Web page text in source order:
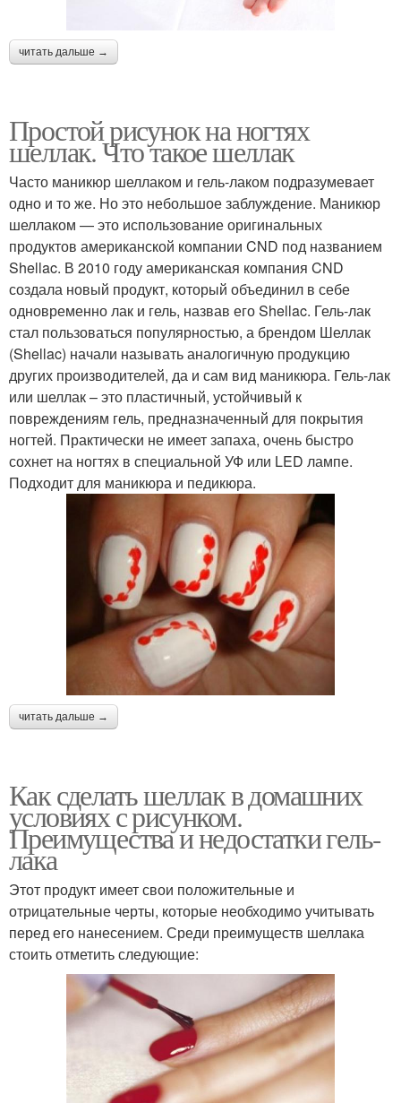
читать дальше →
Простой рисунок на ногтях
шеллак. Что такое шеллак
Часто маникюр шеллаком и гель-лаком подразумевает
одно и то же. Но это небольшое заблуждение. Маникюр
шеллаком — это использование оригинальных
продуктов американской компании CND под названием
Shellac. В 2010 году американская компания CND
создала новый продукт, который объединил в себе
одновременно лак и гель, назвав его Shellac. Гель-лак
стал пользоваться популярностью, а брендом Шеллак
(Shellac) начали называть аналогичную продукцию
других производителей, да и сам вид маникюра. Гель-лак
или шеллак – это пластичный, устойчивый к
повреждениям гель, предназначенный для покрытия
ногтей. Практически не имеет запаха, очень быстро
сохнет на ногтях в специальной УФ или LED лампе.
Подходит для маникюра и педикюра.
читать дальше →
Как сделать шеллак в домашних
условиях с рисунком.
Преимущества и недостатки гель-
лака
Этот продукт имеет свои положительные и
отрицательные черты, которые необходимо учитывать
перед его нанесением. Среди преимуществ шеллака
стоить отметить следующие: